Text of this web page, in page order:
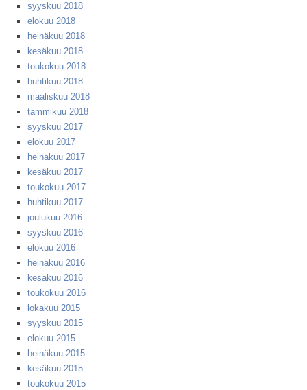
syyskuu 2018
elokuu 2018
heinäkuu 2018
kesäkuu 2018
toukokuu 2018
huhtikuu 2018
maaliskuu 2018
tammikuu 2018
syyskuu 2017
elokuu 2017
heinäkuu 2017
kesäkuu 2017
toukokuu 2017
huhtikuu 2017
joulukuu 2016
syyskuu 2016
elokuu 2016
heinäkuu 2016
kesäkuu 2016
toukokuu 2016
lokakuu 2015
syyskuu 2015
elokuu 2015
heinäkuu 2015
kesäkuu 2015
toukokuu 2015